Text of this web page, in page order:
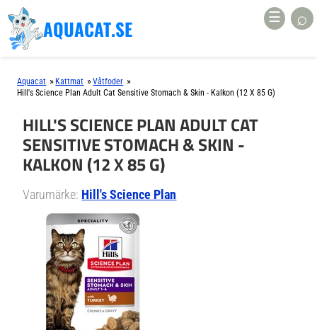
AQUACAT.SE ☰ ⌕
Aquacat » Kattmat »Våtfoder »
Hill's Science Plan Adult Cat Sensitive Stomach & Skin - Kalkon (12 X 85 G)
HILL'S SCIENCE PLAN ADULT CAT
SENSITIVE STOMACH & SKIN -
KALKON (12 X 85 G)
Varumärke: Hill's Science Plan